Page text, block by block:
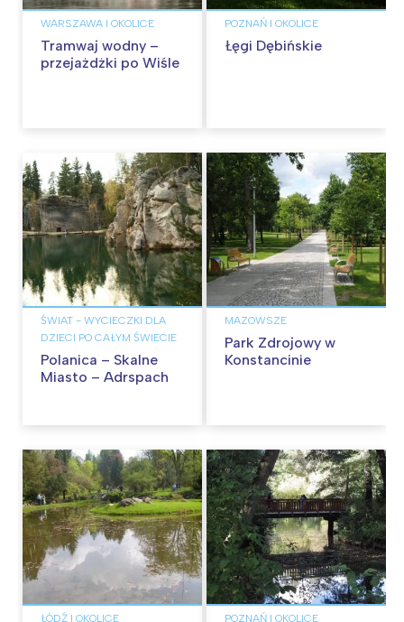
WARSZAWA I OKOLICE
Tramwaj wodny –
przejażdżki po Wiśle
POZNAŃ I OKOLICE
Łęgi Dębińskie
ŚWIAT - WYCIECZKI DLA
DZIECI PO CAŁYM ŚWIECIE
Polanica – Skalne
Miasto – Adrspach
MAZOWSZE
Park Zdrojowy w
Konstancinie
ŁÓDŹ I OKOLICE POZNAŃ I OKOLICE